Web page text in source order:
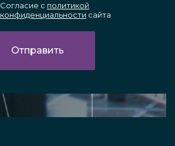
Согласие с политикой
конфиденциальности сайта